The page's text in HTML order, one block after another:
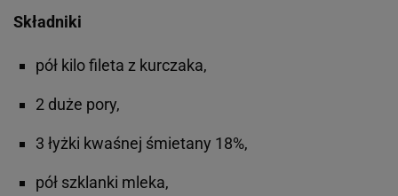
Składniki
pół kilo fileta z kurczaka,
2 duże pory,
3 łyżki kwaśnej śmietany 18%,
pół szklanki mleka,